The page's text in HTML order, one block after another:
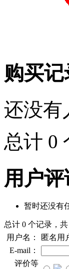
购买记
还没有
总计 0
用户评
暂时还没有
总计 0 个记录，共
用户名：
匿名用
E-mail：
评价等